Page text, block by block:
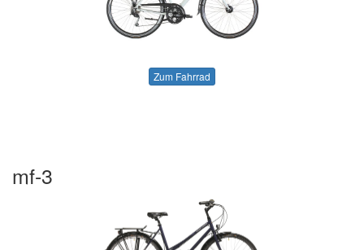
Zum Fahrrad
mf-3